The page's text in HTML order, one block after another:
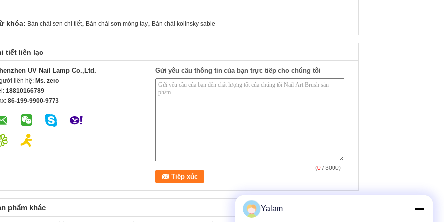
khóa: Bàn chải sơn chi tiết, Bàn chải sơn móng tay, Bàn chải kolinsky sable
tiết liên lạc
UV Nail Lamp Co.,Ltd.
liên hệ: Ms. zero
18810166789
86-199-9900-9773
Gửi yêu cầu thông tin của bạn trực tiếp cho chúng tôi
(0 / 3000)
phẩm khác Yalam